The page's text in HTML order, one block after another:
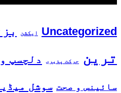
Uncategorized ایکشن
ترین
حرکت پذیری دلچسپ
سائینس و صحت سوشل